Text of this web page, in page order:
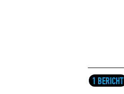
1 BERICHT